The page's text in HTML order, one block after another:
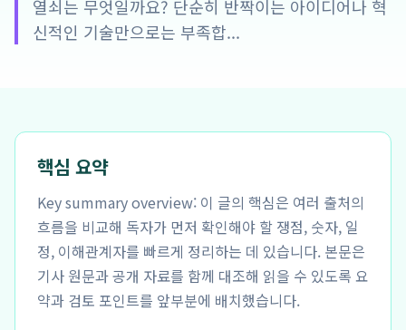
열쇠는 무엇일까요? 단순히 반짝이는 아이디어나 혁
신적인 기술만으로는 부족합...
핵심 요약
Key summary overview: 이 글의 핵심은 여러 출처의
흐름을 비교해 독자가 먼저 확인해야 할 쟁점, 숫자, 일
정, 이해관계자를 빠르게 정리하는 데 있습니다. 본문은
기사 원문과 공개 자료를 함께 대조해 읽을 수 있도록 요
약과 검토 포인트를 앞부분에 배치했습니다.